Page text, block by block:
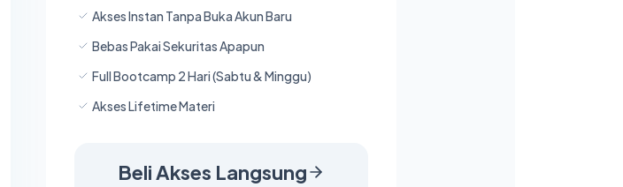
Akses Instan Tanpa Buka Akun Baru
Bebas Pakai Sekuritas Apapun
Full Bootcamp 2 Hari (Sabtu & Minggu)
Akses Lifetime Materi
Beli Akses Langsung